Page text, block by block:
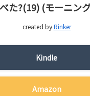
た?(19) (モーニン
created byRinker
Kindle
Amazon